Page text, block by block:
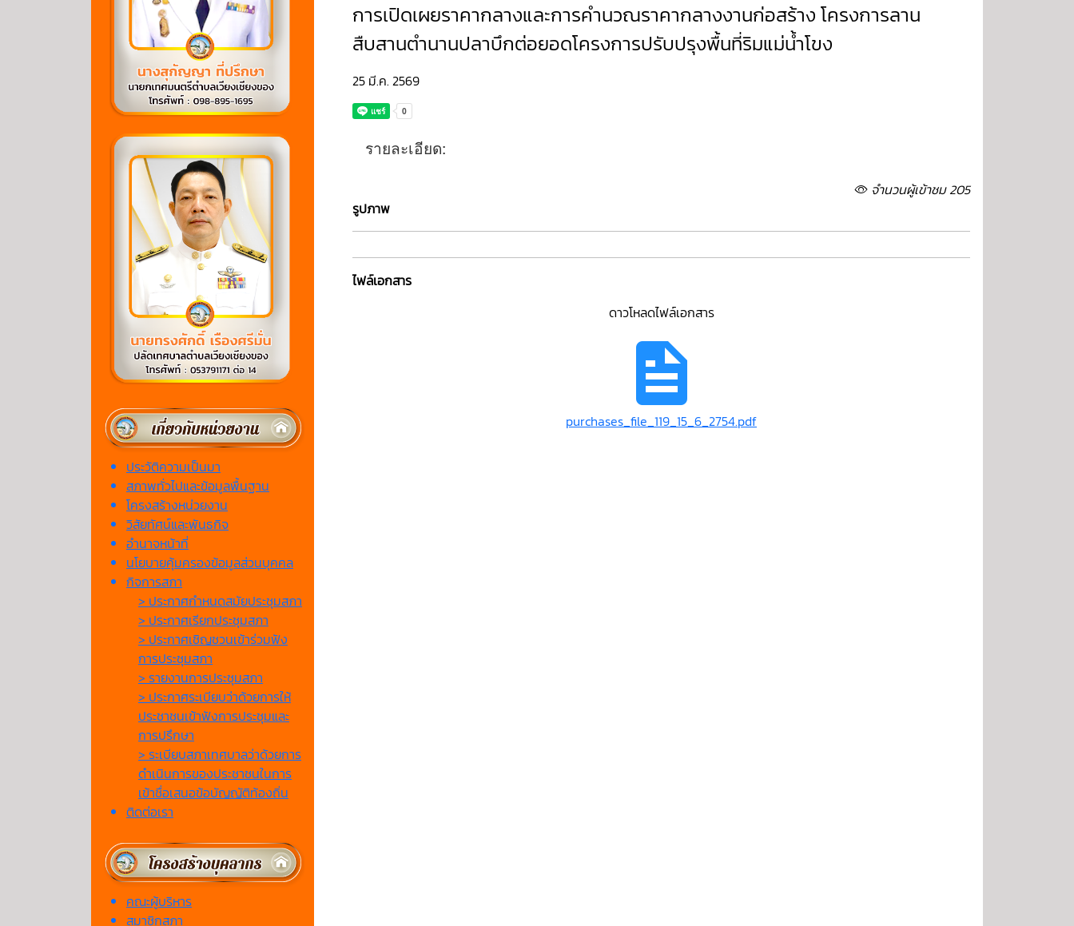
ประวัติความเป็นมา
สภาพทั่วไปและข้อมูลพื้นฐาน
โครงสร้างหน่วยงาน
วิสัยทัศน์และพันธกิจ
อำนาจหน้าที่
นโยบายคุ้มครองข้อมูลส่วนบุคคล
กิจการสภา
> ประกาศกำหนดสมัยประชุมสภา
> ประกาศเรียกประชุมสภา
> ประกาศเชิญชวนเข้าร่วมฟัง
การประชุมสภา
> รายงานการประชุมสภา
> ประกาศระเบียบว่าด้วยการให้
ประชาชนเข้าฟังการประชุมและ
การปรึกษา
> ระเบียบสภาเทศบาลว่าด้วยการ
ดำเนินการของประชาชนในการ
เข้าชื่อเสนอข้อบัญญัติท้องถิ่น
ติดต่อเรา
คณะผู้บริหาร
สมาชิกสภา
การเปิดเผยราคากลางและการคำนวณราคากลางงานก่อสร้าง โครงการลาน
สืบสานตำนานปลาบึกต่อยอดโครงการปรับปรุงพื้นที่ริมแม่น้ำโขง
25 มี.ค. 2569
รายละเอียด:
จำนวนผู้เข้าชม 205
รูปภาพ
ไฟล์เอกสาร
ดาวโหลดไฟล์เอกสาร
purchases_file_119_15_6_2754.pdf